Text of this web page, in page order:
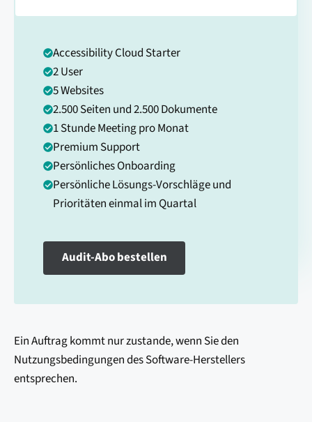
Accessibility Cloud Starter
2 User
5 Websites
2.500 Seiten und 2.500 Dokumente
1 Stunde Meeting pro Monat
Premium Support
Persönliches Onboarding
Persönliche Lösungs-Vorschläge und
Prioritäten einmal im Quartal
Audit-Abo bestellen
Ein Auftrag kommt nur zustande, wenn Sie den
Nutzungsbedingungen des Software-Herstellers
entsprechen.